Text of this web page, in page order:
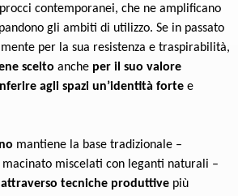
contemporanei, che ne amplificano
gli ambiti di utilizzo. Se in passato
per la sua resistenza e traspirabilità,
scelto anche per il suo valore
agli spazi un’identità forte e
mantiene la base tradizionale –
miscelati con leganti naturali –
tecniche produttive più